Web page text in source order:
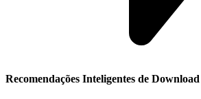
Recomendações Inteligentes de Download